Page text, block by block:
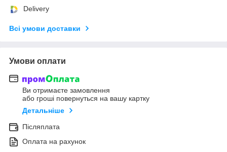
Delivery
Всі умови доставки
Умови оплати
Ви отримаєте замовлення
або гроші повернуться на вашу картку
Детальніше
Післяплата
Оплата на рахунок